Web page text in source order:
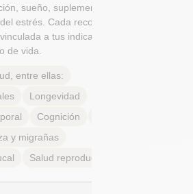
sueño, suplementación,
estrés. Cada recomendación
a tus indicadores y
de vida.
entre ellas:
Longevidad
Cognición
y migrañas
Salud reproductiva